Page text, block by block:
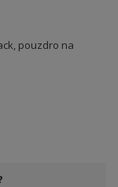
pouzdro na